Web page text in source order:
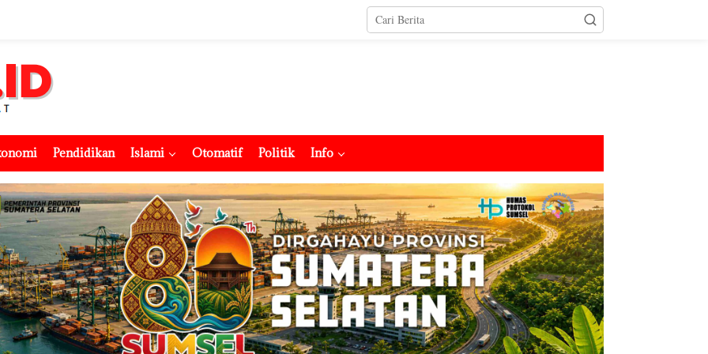
Pendidikan Islami Otomatif Politik Info